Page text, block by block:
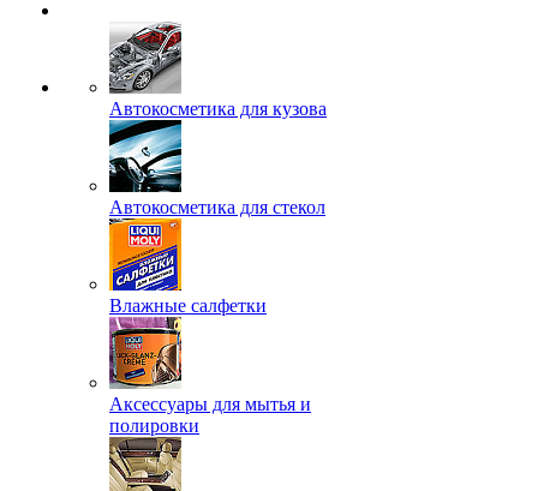
Автокосметика для кузова
Автокосметика для стекол
Влажные салфетки
Аксессуары для мытья и
полировки